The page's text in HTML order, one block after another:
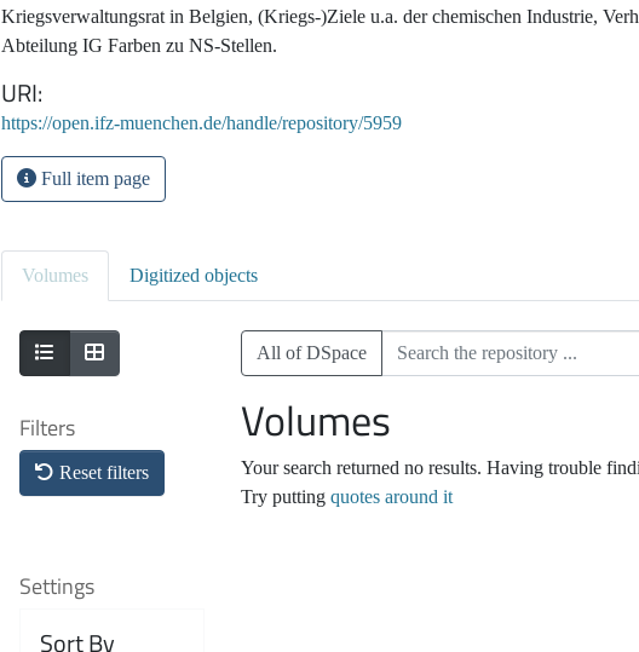
Kriegsverwaltungsrat in Belgien, (Kriegs-)Ziele u.a. der chemischen Industrie,
Abteilung IG Farben zu NS-Stellen.
URI
https://open.ifz-muenchen.de/handle/repository/5959
Full item page
Volumes Digitized objects
Filters
Reset filters
Settings
Sort By
All of DSpace
Volumes
Your search returned no results. Having trouble
Try putting quotes around it